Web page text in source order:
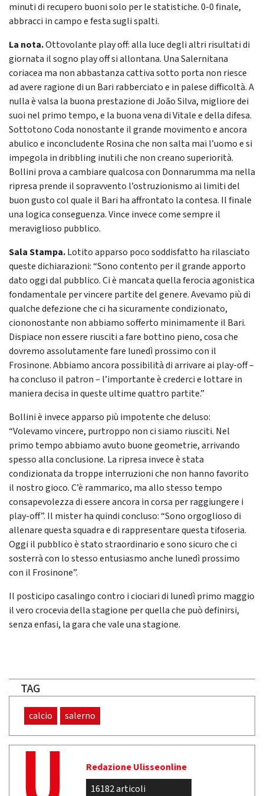
minuti di recupero buoni solo per le statistiche. 0-0 finale,
abbracci in campo e festa sugli spalti.
La nota.Ottovolante play off: alla luce degli altri risultati di
giornata il sogno play off si allontana. Una Salernitana
coriacea ma non abbastanza cattiva sotto porta non riesce
ad avere ragione di un Bari rabberciato e in palese difficoltà. A
nulla è valsa la buona prestazione di João Silva, migliore dei
suoi nel primo tempo, e la buona vena di Vitale e della difesa.
Sottotono Coda nonostante il grande movimento e ancora
abulico e inconcludente Rosina che non salta mai l’uomo e si
impegola in dribbling inutili che non creano superiorità.
Bollini prova a cambiare qualcosa con Donnarumma ma nella
ripresa prende il sopravvento l’ostruzionismo ai limiti del
buon gusto col quale il Bari ha affrontato la contesa. Il finale
una logica conseguenza. Vince invece come sempre il
meraviglioso pubblico.
Sala Stampa.Lotito apparso poco soddisfatto ha rilasciato
queste dichiarazioni: “Sono contento per il grande apporto
dato oggi dal pubblico. Ci è mancata quella ferocia agonistica
fondamentale per vincere partite del genere. Avevamo più di
qualche defezione che ci ha sicuramente condizionato,
ciononostante non abbiamo sofferto minimamente il Bari.
Dispiace non essere riusciti a fare bottino pieno, cosa che
dovremo assolutamente fare lunedì prossimo con il
Frosinone. Abbiamo ancora possibilità di arrivare ai play-off –
ha concluso il patron – l’importante è crederci e lottare in
maniera decisa in queste ultime quattro partite.”
Bollini è invece apparso più impotente che deluso:
“Volevamo vincere, purtroppo non ci siamo riusciti. Nel
primo tempo abbiamo avuto buone geometrie, arrivando
spesso alla conclusione. La ripresa invece è stata
condizionata da troppe interruzioni che non hanno favorito
il nostro gioco. C’è rammarico, ma allo stesso tempo
consapevolezza di essere ancora in corsa per raggiungere i
play-off”. Il mister ha quindi concluso: “Sono orgoglioso di
allenare questa squadra e di rappresentare questa tifoseria.
Oggi il pubblico è stato straordinario e sono sicuro che ci
sosterrà con lo stesso entusiasmo anche lunedì prossimo
con il Frosinone”.
Il posticipo casalingo contro i ciociari di lunedì primo maggio
il vero crocevia della stagione per quella che può definirsi,
senza enfasi, la gara che vale una stagione.
TAG
calcio salerno
Redazione Ulisseonline
16182 articoli